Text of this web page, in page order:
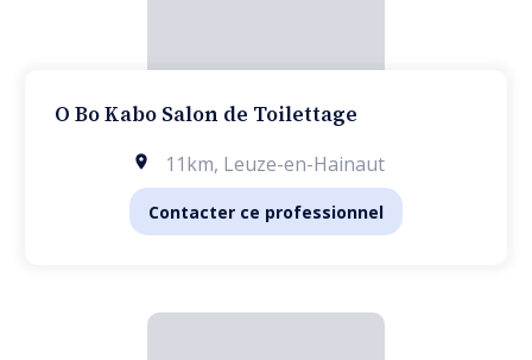
O Bo Kabo Salon de Toilettage
11km, Leuze-en-Hainaut
Contacter ce professionnel